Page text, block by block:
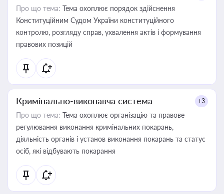
Про що тема: Тема охоплює порядок здійснення
Конституційним Судом України конституційного
контролю, розгляду справ, ухвалення актів і формування
правових позицій
Кримінально-виконавча система +3
Про що тема: Тема охоплює організацію та правове
регулювання виконання кримінальних покарань,
діяльність органів і установ виконання покарань та статус
осіб, які відбувають покарання